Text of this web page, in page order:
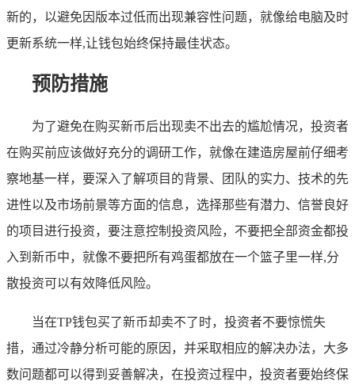
新的，以避免因版本过低而出现兼容性问题，就像给电脑及时
更新系统一样,让钱包始终保持最佳状态。
预防措施
为了避免在购买新币后出现卖不出去的尴尬情况，投资者
在购买前应该做好充分的调研工作，就像在建造房屋前仔细考
察地基一样，要深入了解项目的背景、团队的实力、技术的先
进性以及市场前景等方面的信息，选择那些有潜力、信誉良好
的项目进行投资，要注意控制投资风险，不要把全部资金都投
入到新币中，就像不要把所有鸡蛋都放在一个篮子里一样,分
散投资可以有效降低风险。
当在TP钱包买了新币却卖不了时，投资者不要惊慌失
措，通过冷静分析可能的原因，并采取相应的解决办法，大多
数问题都可以得到妥善解决，在投资过程中，投资者要始终保